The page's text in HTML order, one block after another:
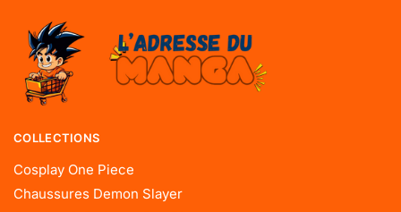
COLLECTIONS
Cosplay One Piece
Chaussures Demon Slayer